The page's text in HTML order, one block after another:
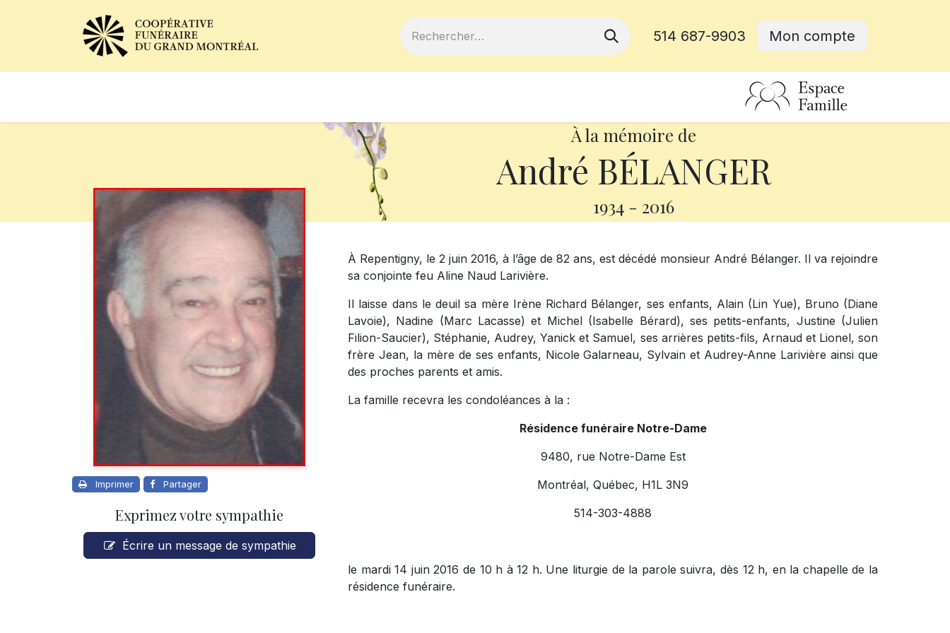
514 687-9903 Mon compte
À la mémoire de
André BÉLANGER
1934 - 2016
Imprimer Partager
Exprimez votre sympathie
Écrire un message de sympathie
À Repentigny, le 2 juin 2016, à l’âge de 82 ans, est décédé monsieur André Bélanger. Il va rejoindre
sa conjointe feu Aline Naud Larivière.
Il laisse dans le deuil sa mère Irène Richard Bélanger, ses enfants, Alain (Lin Yue), Bruno (Diane
Lavoie), Nadine (Marc Lacasse) et Michel (Isabelle Bérard), ses petits-enfants, Justine (Julien
Filion-Saucier), Stéphanie, Audrey, Yanick et Samuel, ses arrières petits-fils, Arnaud et Lionel, son
frère Jean, la mère de ses enfants, Nicole Galarneau, Sylvain et Audrey-Anne Larivière ainsi que
des proches parents et amis.
La famille recevra les condoléances à la :
Résidence funéraire Notre-Dame
9480, rue Notre-Dame Est
Montréal, Québec, H1L 3N9
514-303-4888
le mardi 14 juin 2016 de 10 h à 12 h. Une liturgie de la parole suivra, dès 12 h, en la chapelle de la
résidence funéraire.